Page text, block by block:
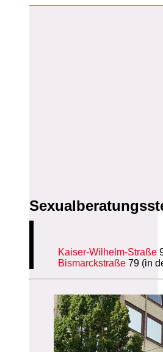
Kaiser-Wilhelm-Straße
Bismarckstraße 79 (in